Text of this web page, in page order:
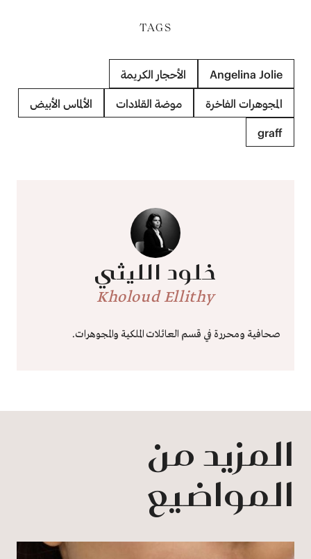
TAGS
Angelina Jolie الأحجار الكريمة
المجوهرات الفاخرة موضة القلادات الألماس الأبيض
graff
خلود الليثي
Kholoud Ellithy
صحافية ومحررة في قسم العائلات الملكية والمجوهرات.
المزيد من
المواضيع